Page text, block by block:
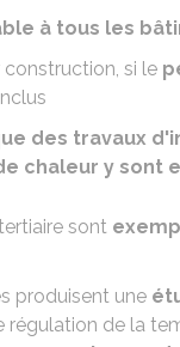
à tous les
si le
des travaux
chaleur y sont
sont
produisent une
régulation de la